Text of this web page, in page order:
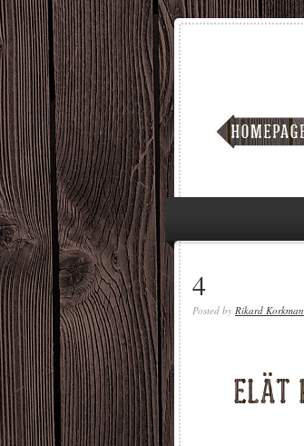
4
Posted by Rikard Korkman